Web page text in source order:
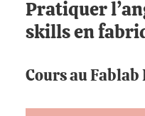
Pratiquer
skills en
Cours au Fablab